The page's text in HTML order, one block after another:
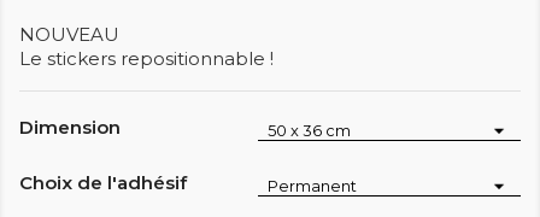
NOUVEAU
Le stickers repositionnable !
Dimension
Choix de l'adhésif